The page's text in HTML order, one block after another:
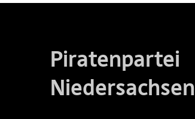
Piratenpartei
Niedersachsen